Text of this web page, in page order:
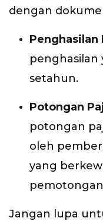
dengan
Penghasilan
penghasilan
setahun.
Potongan
potongan
oleh
yang
Jangan lupa